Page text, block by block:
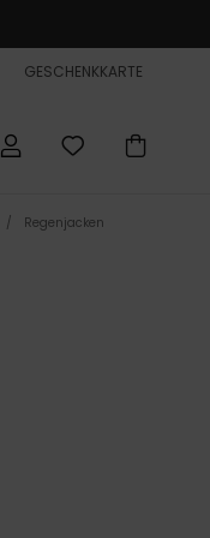
GESCHENKKARTE
Regenjacken